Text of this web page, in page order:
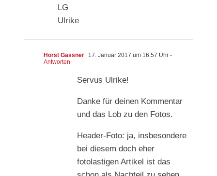
LG
Ulrike
Horst Gassner 17. Januar 2017 um 16:57 Uhr -
Antworten
Servus Ulrike!
Danke für deinen Kommentar
und das Lob zu den Fotos.
Header-Foto: ja, insbesondere
bei diesem doch eher
fotolastigen Artikel ist das